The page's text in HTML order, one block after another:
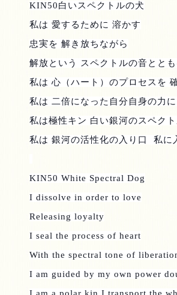
KIN50白いスペクトルの犬
私は 愛するために 溶かす
忠実を 解き放ちながら
解放という スペクトルの音ととも
私は 心（ハート）のプロセスを
私は 二倍になった自分自身の力
私は極性キン 白い銀河のスペク
私は 銀河の活性化の入り口
私に
KIN50 White Spectral Dog
I dissolve in order to love
Releasing loyalty
I seal the process of heart
With the spectral tone of
I am guided by my own power